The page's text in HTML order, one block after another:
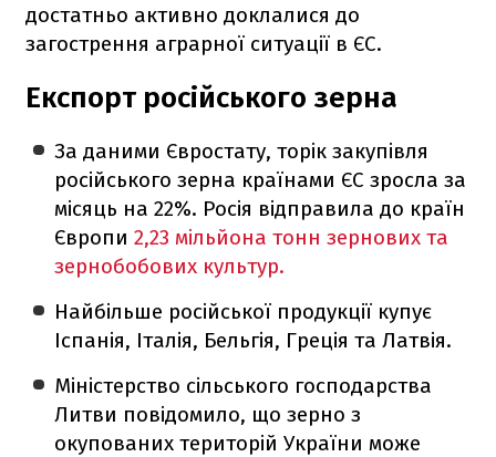
достатньо активно доклалися до
загострення аграрної ситуації в ЄС.
Експорт російського зерна
За даними Євростату, торік закупівля
російського зерна країнами ЄС зросла за
місяць на 22%. Росія відправила до країн
Європи2,23 мільйона тонн зернових та
зернобобових культур.
Найбільше російської продукції купує
Іспанія, Італія, Бельгія, Греція та Латвія.
Міністерство сільського господарства
Литви повідомило, що зерно з
окупованих територій України може